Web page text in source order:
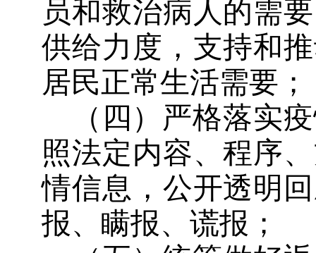
员和救治病人的需
供给力度，支持和
居民正常生活需要；
（四）严格落实
照法定内容、程序
情信息，公开透明
报、瞒报、谎报；